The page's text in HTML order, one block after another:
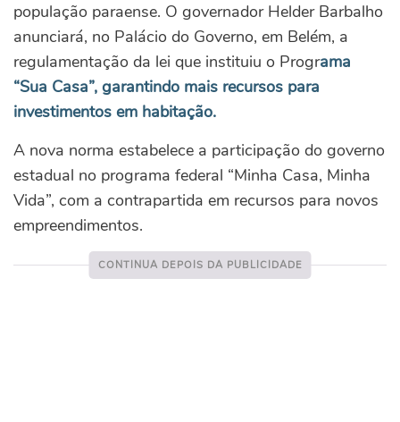
população paraense. O governador Helder Barbalho
anunciará, no Palácio do Governo, em Belém, a
regulamentação da lei que instituiu o Programa
“Sua Casa”, garantindo mais recursos para
investimentos em habitação.
A nova norma estabelece a participação do governo
estadual no programa federal “Minha Casa, Minha
Vida”, com a contrapartida em recursos para novos
empreendimentos.